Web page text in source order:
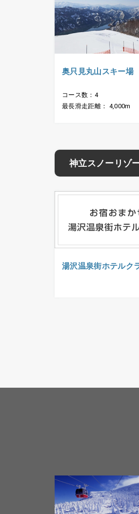
奥只見丸山スキー場
コース数：4
最長滑走距離： 4,000m
神立スノーリゾ
湯沢温泉街ホテルク